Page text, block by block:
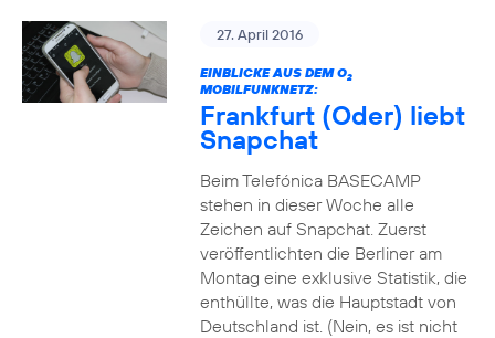
27. April 2016
EINBLICKE AUS DEM O2
MOBILFUNKNETZ:
Frankfurt (Oder) liebt
Snapchat
Beim Telefónica BASECAMP
stehen in dieser Woche alle
Zeichen auf Snapchat. Zuerst
veröffentlichten die Berliner am
Montag eine exklusive Statistik, die
enthüllte, was die Hauptstadt von
Deutschland ist. (Nein, es ist nicht